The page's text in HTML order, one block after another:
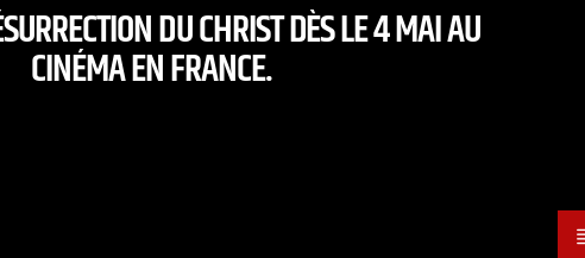
DU CHRIST DÈS LE 4 MAI AU
CINÉMA EN FRANCE.